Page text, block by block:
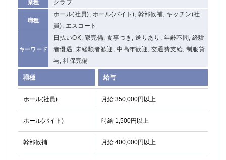
業種 クラブ
職種
ホール(社員), ホール(バイト), 幹部候補, キッチン(社
員), エスコート
キーワード
日払いOK, 寮完備, 食事つき, 送りあり, 年齢不問, 経験
者優遇, 未経験者歓迎, 中高年歓迎, 交通費支給, 制服貸
与, 社保完備
職種 給与
ホール(社員) 月給 350,000円以上
ホール(バイト) 時給 1,500円以上
幹部候補 月給 400,000円以上